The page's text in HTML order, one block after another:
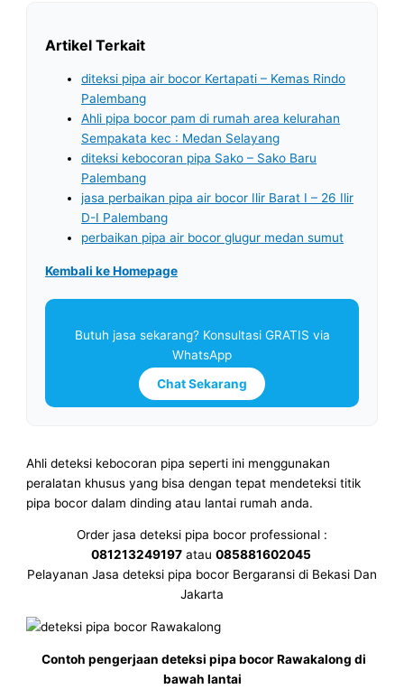
Artikel Terkait
diteksi pipa air bocor Kertapati – Kemas Rindo
Palembang
Ahli pipa bocor pam di rumah area kelurahan
Sempakata kec : Medan Selayang
diteksi kebocoran pipa Sako – Sako Baru
Palembang
jasa perbaikan pipa air bocor Ilir Barat I – 26 Ilir
D-I Palembang
perbaikan pipa air bocor glugur medan sumut
Kembali ke Homepage
Butuh jasa sekarang? Konsultasi GRATIS via
WhatsApp
Chat Sekarang
Ahli deteksi kebocoran pipa seperti ini menggunakan
peralatan khusus yang bisa dengan tepat mendeteksi titik
pipa bocor dalam dinding atau lantai rumah anda.
Order jasa deteksi pipa bocor professional :
081213249197atau 085881602045
Pelayanan Jasa deteksi pipa bocor Bergaransi di Bekasi Dan
Jakarta
Contoh pengerjaan deteksi pipa bocor Rawakalong di
bawah lantai